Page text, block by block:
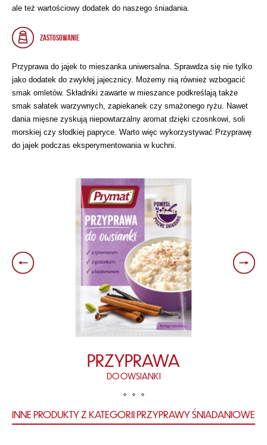
ale też wartościowy dodatek do naszego śniadania.
ZASTOSOWANIE
Przyprawa do jajek to mieszanka uniwersalna. Sprawdza się nie tylko
jako dodatek do zwykłej jajecznicy. Możemy nią również wzbogacić
smak omletów. Składniki zawarte w mieszance podkreślają także
smak sałatek warzywnych, zapiekanek czy smażonego ryżu. Nawet
dania mięsne zyskują niepowtarzalny aromat dzięki czosnkowi, soli
morskiej czy słodkiej papryce. Warto więc wykorzystywać Przyprawę
do jajek podczas eksperymentowania w kuchni.
PRZYPRAWA
DO OWSIANKI
INNE PRODUKTY Z KATEGORII PRZYPRAWY ŚNIADANIOWE